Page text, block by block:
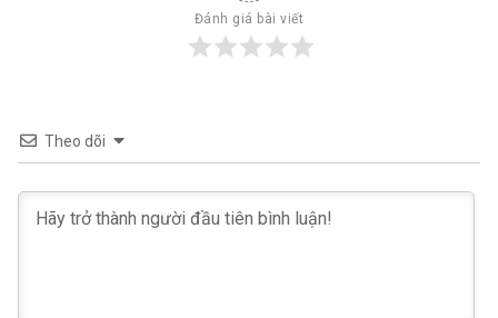
Đánh giá bài viết
Theo dõi